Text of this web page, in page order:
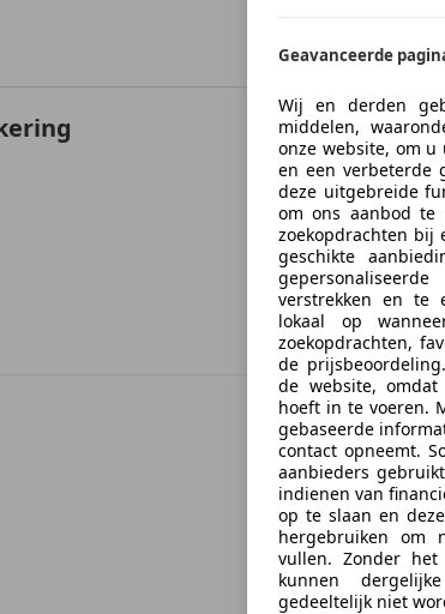
Bereken je
Kenteken
We're sorry, but
Please
Geavanceerde
Wij en derden
middelen,
onze website, om
en een verbeterde
deze uitgebreide
om ons aanbod te
zoekopdrachten bij
geschikte
verstrekken en te
lokaal op
zoekopdrachten,
de
de website,
hoeft in te voeren.
gebaseerde
contact opneemt.
aanbieders
indienen van
op te slaan en
hergebruiken om
vullen. Zonder het
kunnen
gedeeltelijk niet